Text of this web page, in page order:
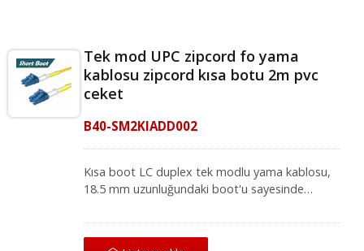
Tek mod UPC zipcord fo yama
kablosu zipcord kısa botu 2m pvc
ceket
B40-SM2KIADD002
Kısa boot LC duplex tek modlu yama kablosu,
18.5 mm uzunluğundaki boot'u sayesinde
Mükemmel mekanik koruma sunan LC-LC tek
modlu yama kablosu, IEC ve ANSI/TIA